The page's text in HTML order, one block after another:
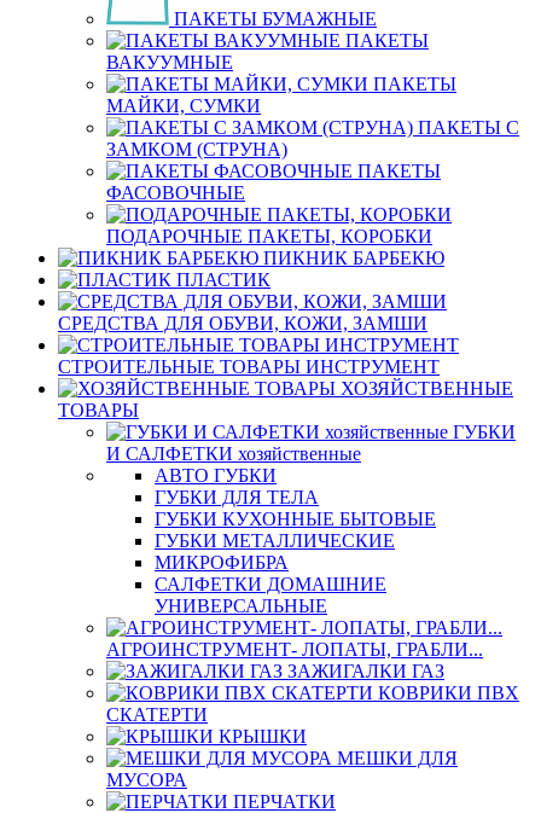
ПАКЕТЫ БУМАЖНЫЕ
ПАКЕТЫ
ВАКУУМНЫЕ
ПАКЕТЫ
МАЙКИ, СУМКИ
ПАКЕТЫ С
ЗАМКОМ (СТРУНА)
ПАКЕТЫ
ФАСОВОЧНЫЕ
ПОДАРОЧНЫЕ ПАКЕТЫ, КОРОБКИ
ПИКНИК БАРБЕКЮ
ПЛАСТИК
СРЕДСТВА ДЛЯ ОБУВИ, КОЖИ, ЗАМШИ
СТРОИТЕЛЬНЫЕ ТОВАРЫ ИНСТРУМЕНТ
ХОЗЯЙСТВЕННЫЕ
ТОВАРЫ
ГУБКИ
И САЛФЕТКИ хозяйственные
АВТО ГУБКИ
ГУБКИ ДЛЯ ТЕЛА
ГУБКИ КУХОННЫЕ БЫТОВЫЕ
ГУБКИ МЕТАЛЛИЧЕСКИЕ
МИКРОФИБРА
САЛФЕТКИ ДОМАШНИЕ
УНИВЕРСАЛЬНЫЕ
АГРОИНСТРУМЕНТ- ЛОПАТЫ, ГРАБЛИ...
ЗАЖИГАЛКИ ГАЗ
КОВРИКИ ПВХ
СКАТЕРТИ
КРЫШКИ
МЕШКИ ДЛЯ
МУСОРА
ПЕРЧАТКИ